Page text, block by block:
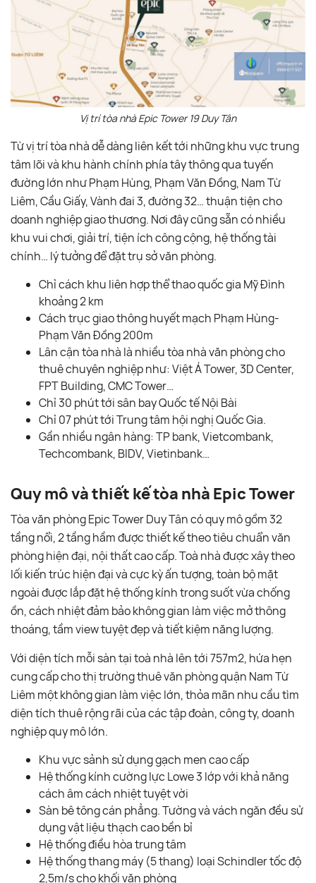
Vị trí tòa nhà Epic Tower 19 Duy Tân
Từ vị trí tòa nhà dễ dàng liên kết tới những khu vực trung
tâm lõi và khu hành chính phía tây thông qua tuyến
đường lớn như Phạm Hùng, Phạm Văn Đồng, Nam Từ
Liêm, Cầu Giấy, Vành đai 3, đường 32… thuận tiện cho
doanh nghiệp giao thương. Nơi đây cũng sẵn có nhiều
khu vui chơi, giải trí, tiện ích công cộng, hệ thống tài
chính… lý tưởng để đặt trụ sở văn phòng.
Chỉ cách khu liên hợp thể thao quốc gia Mỹ Đình
khoảng 2 km
Cách trục giao thông huyết mạch Phạm Hùng-
Phạm Văn Đồng 200m
Lân cận tòa nhà là nhiều tòa nhà văn phòng cho
thuê chuyên nghiệp như: Việt Á Tower, 3D Center,
FPT Building, CMC Tower…
Chỉ 30 phút tới sân bay Quốc tế Nội Bài
Chỉ 07 phút tới Trung tâm hội nghị Quốc Gia.
Gần nhiều ngân hàng: TP bank, Vietcombank,
Techcombank, BIDV, Vietinbank…
Quy mô và thiết kế tòa nhà Epic Tower
Tòa văn phòng Epic Tower Duy Tân có quy mô gồm 32
tầng nổi, 2 tầng hầm được thiết kế theo tiêu chuẩn văn
phòng hiện đại, nội thất cao cấp. Toà nhà được xây theo
lối kiến trúc hiện đại và cực kỳ ấn tượng, toàn bộ mặt
ngoài được lắp đặt hệ thống kính trong suốt vừa chống
ồn, cách nhiệt đảm bảo không gian làm việc mở thông
thoáng, tầm view tuyệt đẹp và tiết kiệm năng lượng.
Với diện tích mỗi sàn tại toà nhà lên tới 757m2, hứa hẹn
cung cấp cho thị trường thuê văn phòng quận Nam Từ
Liêm một không gian làm việc lớn, thỏa mãn nhu cầu tìm
diện tích thuê rộng rãi của các tập đoàn, công ty, doanh
nghiệp quy mô lớn.
Khu vực sảnh sử dụng gạch men cao cấp
Hệ thống kính cường lực Lowe 3 lớp với khả năng
cách âm cách nhiệt tuyệt vời
Sàn bê tông cán phẳng. Tường và vách ngăn đều sử
dụng vật liệu thạch cao bền bỉ
Hệ thống điều hòa trung tâm
Hệ thống thang máy (5 thang) loại Schindler tốc độ
2,5m/s cho khối văn phòng